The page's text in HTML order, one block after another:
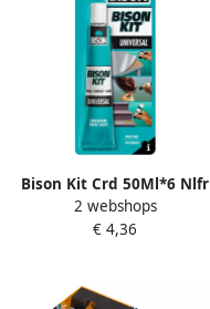
Bison Kit Crd 50Ml*6 Nlfr
6305944
2 webshops
€ 4,36